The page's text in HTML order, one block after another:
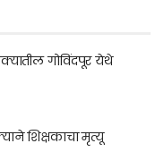
गोविंदपूर येथे
शिक्षकाचा मृत्यू